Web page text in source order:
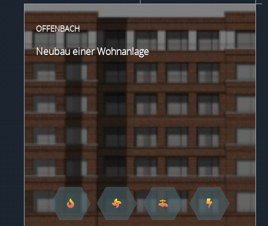
OFFENBACH
Neubau einer Wohnanlage